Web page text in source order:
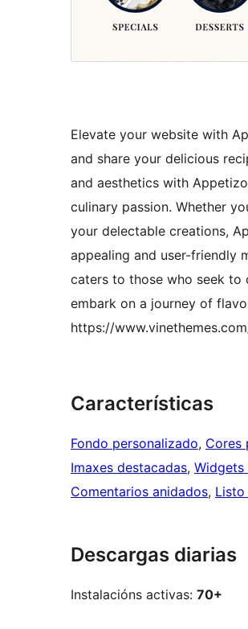
Elevate your website with
and share your delicious
and aesthetics with
culinary passion. Whether
your delectable creations,
appealing and user-friendly
caters to those who seek
embark on a journey of
https://
Características
Fondo personalizado, Cores
Imaxes destacadas, Widgets
Comentarios anidados,
Descargas diarias
Instalacións activas: 70+